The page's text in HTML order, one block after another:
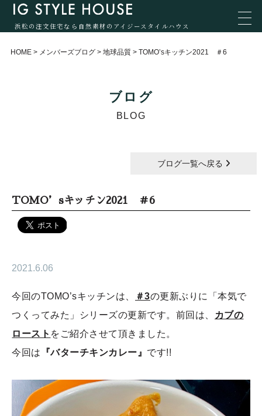
浜松の注文住宅なら自然素材のアイジースタイルハウス
HOME > メンバーズブログ > 地球品質 > TOMO’sキッチン2021 ＃6
ブログ
BLOG
ブログ一覧へ戻る
TOMO’sキッチン2021 ＃6
2021.6.06
今回のTOMO’sキッチンは、 ＃3の更新ぶりに「本気で
つくってみた」シリーズの更新です。前回は、
カブの
ロースト をご紹介させて頂きました。
今回は
『バターチキンカレー』 です!!